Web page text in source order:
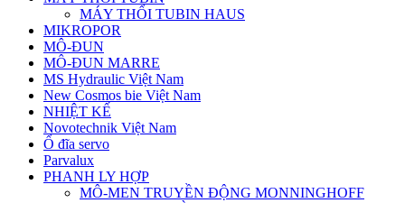
MÁY THỔI TUBIN HAUS
MIKROPOR
MÔ-ĐUN
MÔ-ĐUN MARRE
MS Hydraulic Việt Nam
New Cosmos bie Việt Nam
NHIỆT KẾ
Novotechnik Việt Nam
Ổ đĩa servo
Parvalux
PHANH LY HỢP
MÔ-MEN TRUYỀN ĐỘNG MONNINGHOFF